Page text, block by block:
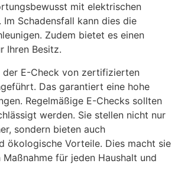
mit elektrischen
Im Schadensfall kann dies die
Zudem bietet es einen
Ihren Besitz.
der E-Check von zertifizierten
Das garantiert eine hohe
Regelmäßige E-Checks sollten
werden. Sie stellen nicht nur
sondern bieten auch
ökologische Vorteile. Dies macht sie
für jeden Haushalt und